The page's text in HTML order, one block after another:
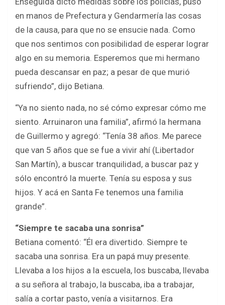
en manos de Prefectura y Gendarmería las cosas
de la causa, para que no se ensucie nada. Como
que nos sentimos con posibilidad de esperar lograr
algo en su memoria. Esperemos que mi hermano
pueda descansar en paz; a pesar de que murió
sufriendo”, dijo Betiana.
“Ya no siento nada, no sé cómo expresar cómo me
siento. Arruinaron una familia”, afirmó la hermana
de Guillermo y agregó: “Tenía 38 años. Me parece
que van 5 años que se fue a vivir ahí (Libertador
San Martín), a buscar tranquilidad, a buscar paz y
sólo encontró la muerte. Tenía su esposa y sus
hijos. Y acá en Santa Fe tenemos una familia
grande”.
“Siempre te sacaba una sonrisa”
Betiana comentó: “Él era divertido. Siempre te
sacaba una sonrisa. Era un papá muy presente.
Llevaba a los hijos a la escuela, los buscaba, llevaba
a su señora al trabajo, la buscaba, iba a trabajar,
salía a cortar pasto, venía a visitarnos. Era